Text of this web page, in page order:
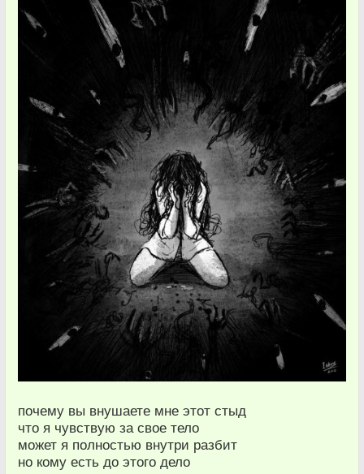
почему вы внушаете мне этот стыд
что я чувствую за свое тело
может я полностью внутри разбит
но кому есть до этого дело